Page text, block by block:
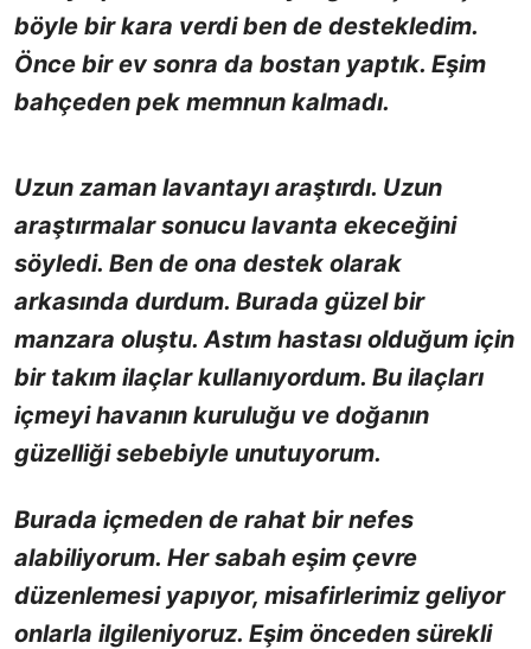
böyle bir kara verdi ben de destekledim.
Önce bir ev sonra da bostan yaptık. Eşim
bahçeden pek memnun kalmadı.
Uzun zaman lavantayı araştırdı. Uzun
araştırmalar sonucu lavanta ekeceğini
söyledi. Ben de ona destek olarak
arkasında durdum. Burada güzel bir
manzara oluştu. Astım hastası olduğum için
bir takım ilaçlar kullanıyordum. Bu ilaçları
içmeyi havanın kuruluğu ve doğanın
güzelliği sebebiyle unutuyorum.
Burada içmeden de rahat bir nefes
alabiliyorum. Her sabah eşim çevre
düzenlemesi yapıyor, misafirlerimiz geliyor
onlarla ilgileniyoruz. Eşim önceden sürekli